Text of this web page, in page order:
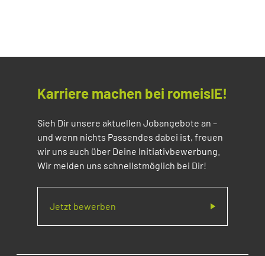
Karriere machen bei romeisIE!
Sieh Dir unsere aktuellen Jobangebote an –
und wenn nichts Passendes dabei ist, freuen
wir uns auch über Deine Initiativbewerbung.
Wir melden uns schnellstmöglich bei Dir!
Jetzt bewerben